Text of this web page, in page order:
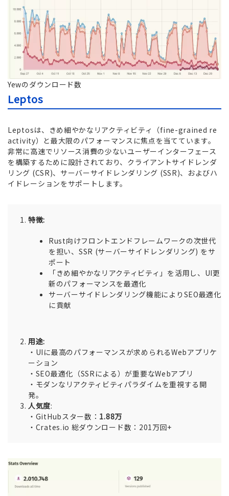
Yewのダウンロード数
Leptos
Leptosは、きめ細やかなリアクティビティ（fine-grained re
activity）と最大限のパフォーマンスに焦点を当てています。
非常に高速でリソース消費の少ないユーザーインターフェース
を構築するために設計されており、クライアントサイドレンダ
リング (CSR)、サーバーサイドレンダリング (SSR)、およびハ
イドレーションをサポートします。
特徴:
Rust向けフロントエンドフレームワークの次世代
を担い、SSR (サーバーサイドレンダリング) をサ
ポート
「きめ細やかなリアクティビティ」を活用し、UI更
新のパフォーマンスを最適化
サーバーサイドレンダリング機能によりSEO最適化
に貢献
用途:
・UIに最高のパフォーマンスが求められるWebアプリケ
ーション
・SEO最適化（SSRによる）が重要なWebアプリ
・モダンなリアクティビティパラダイムを重視する開
発。
人気度:
・GitHubスター数： 1.88万
・Crates.io 総ダウンロード数：201万回+